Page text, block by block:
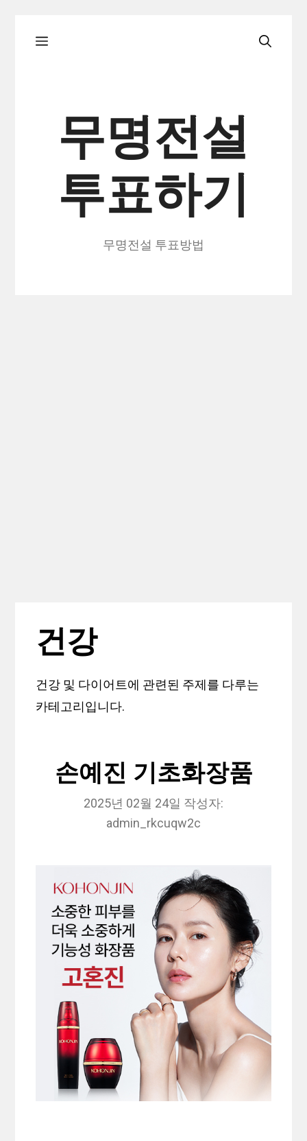
메
무명전설
투표하기
무명전설 투표방법
건강
건강 및 다이어트에 관련된 주제를 다루는
카테고리입니다.
손예진 기초화장품
2025년 02월 24일 작성자:
admin_rkcuqw2c